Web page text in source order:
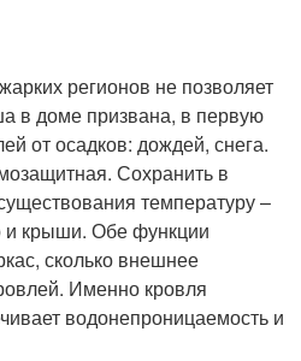
регионов не позволяет
в доме призвана, в первую
от осадков: дождей, снега.
Сохранить в
температуру –
и крыши. Обе функции
сколько внешнее
Именно кровля
водонепроницаемость и